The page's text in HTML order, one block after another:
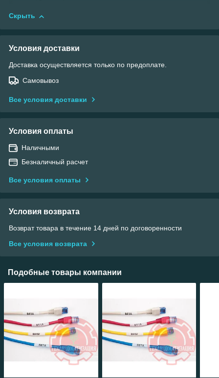
Скрыть
Условия доставки
Доставка осуществляется только по предоплате.
Самовывоз
Все условия доставки
Условия оплаты
Наличными
Безналичный расчет
Все условия оплаты
Условия возврата
Возврат товара в течение 14 дней по договоренности
Все условия возврата
Подобные товары компании